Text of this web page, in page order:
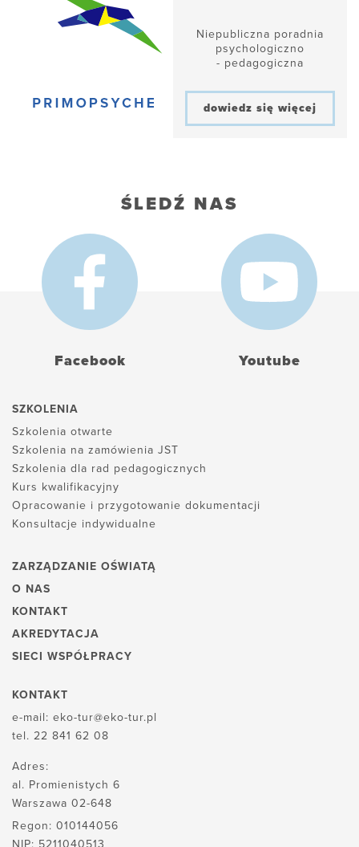
Niepubliczna poradnia
psychologiczno
- pedagogiczna
dowiedz się więcej
ŚLEDŹ NAS
Facebook Youtube
SZKOLENIA
Szkolenia otwarte
Szkolenia na zamówienia JST
Szkolenia dla rad pedagogicznych
Kurs kwalifikacyjny
Opracowanie i przygotowanie dokumentacji
Konsultacje indywidualne
ZARZĄDZANIE OŚWIATĄ
O NAS
KONTAKT
AKREDYTACJA
SIECI WSPÓŁPRACY
KONTAKT
e-mail: eko-tur@eko-tur.pl
tel. 22 841 62 08
Adres:
al. Promienistych 6
Warszawa 02-648
Regon: 010144056
NIP: 5211040513